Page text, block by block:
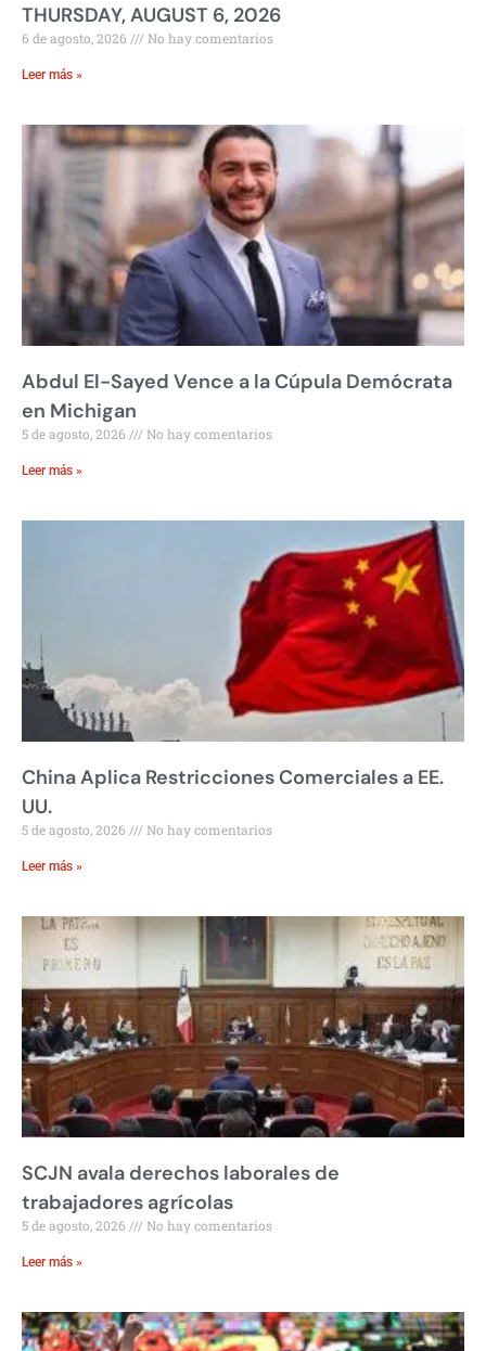
THURSDAY, AUGUST 6, 2026
6 de agosto, 2026 No hay comentarios
Leer más »
Abdul El-Sayed Vence a la Cúpula Demócrata
en Michigan
5 de agosto, 2026 No hay comentarios
Leer más »
China Aplica Restricciones Comerciales a EE.
UU.
5 de agosto, 2026 No hay comentarios
Leer más »
SCJN avala derechos laborales de
trabajadores agrícolas
5 de agosto, 2026 No hay comentarios
Leer más »